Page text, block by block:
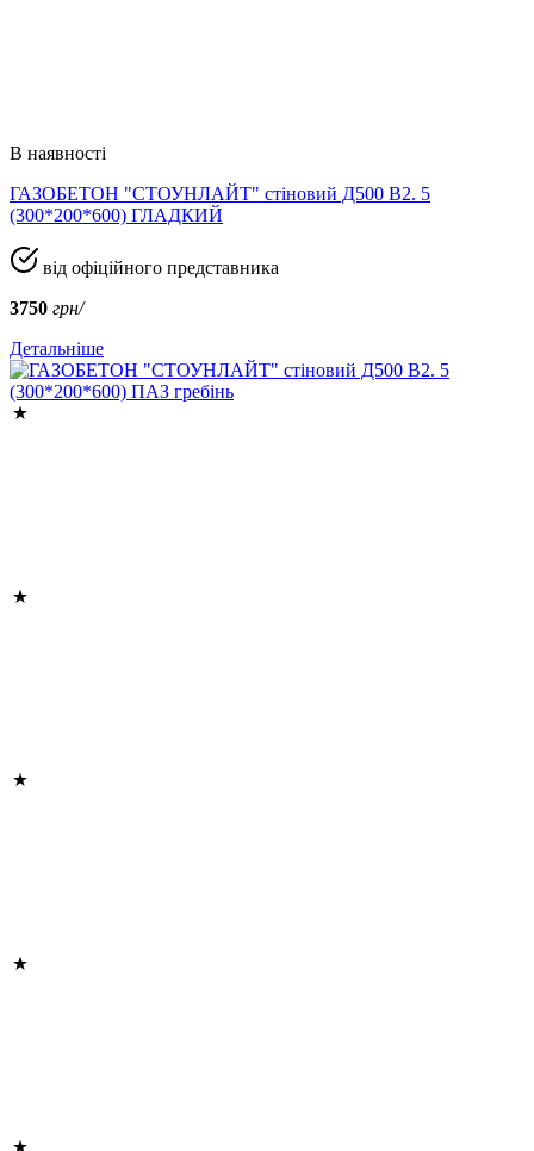
В наявності
ГАЗОБЕТОН "СТОУНЛАЙТ" стіновий Д500 В2. 5
(300*200*600) ГЛАДКИЙ
від офіційного представника
3750 грн/
Детальніше